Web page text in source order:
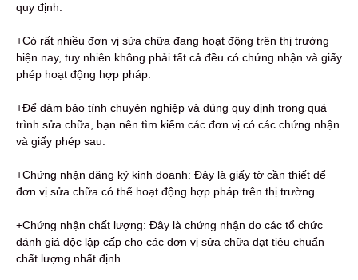
quy định.
+Có rất nhiều đơn vị sửa chữa đang hoạt động trên thị trường
hiện nay, tuy nhiên không phải tất cả đều có chứng nhận và giấy
phép hoạt động hợp pháp.
+Để đảm bảo tính chuyên nghiệp và đúng quy định trong quá
trình sửa chữa, bạn nên tìm kiếm các đơn vị có các chứng nhận
và giấy phép sau:
+Chứng nhận đăng ký kinh doanh: Đây là giấy tờ cần thiết để
đơn vị sửa chữa có thể hoạt động hợp pháp trên thị trường.
+Chứng nhận chất lượng: Đây là chứng nhận do các tổ chức
đánh giá độc lập cấp cho các đơn vị sửa chữa đạt tiêu chuẩn
chất lượng nhất định.